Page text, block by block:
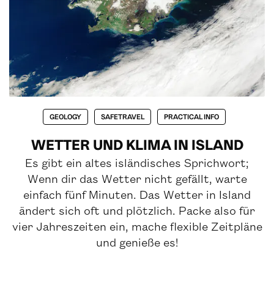
GEOLOGY SAFETRAVEL PRACTICAL INFO
WETTER UND KLIMA IN ISLAND
Es gibt ein altes isländisches Sprichwort;
Wenn dir das Wetter nicht gefällt, warte
einfach fünf Minuten. Das Wetter in Island
ändert sich oft und plötzlich. Packe also für
vier Jahreszeiten ein, mache flexible Zeitpläne
und genieße es!